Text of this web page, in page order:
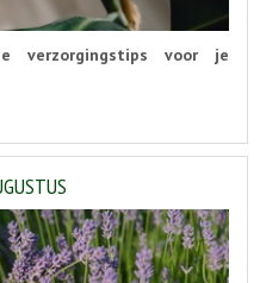
verzorgingstips voor je